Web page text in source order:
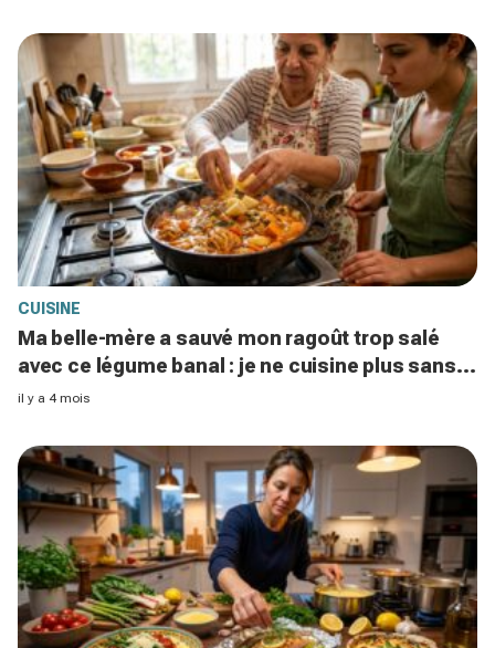
CUISINE
Ma belle-mère a sauvé mon ragoût trop salé
avec ce légume banal : je ne cuisine plus sans
cette astuce
il y a 4 mois